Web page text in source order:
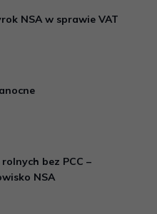
NSA w sprawie VAT
bez PCC –
NSA